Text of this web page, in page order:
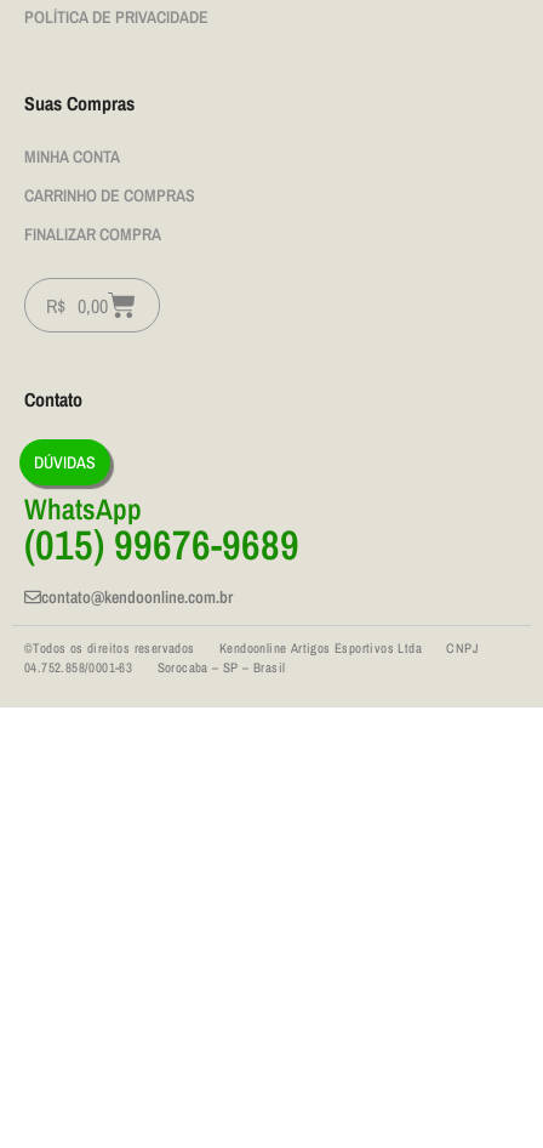
POLÍTICA DE PRIVACIDADE
Suas Compras
MINHA CONTA
CARRINHO DE COMPRAS
FINALIZAR COMPRA
R$ 0,00
Contato
DÚVIDAS
WhatsApp
(015) 99676-9689
contato@kendoonline.com.br
©Todos os direitos reservados Kendoonline Artigos Esportivos Ltda CNPJ
04.752.858/0001-63 Sorocaba – SP – Brasil